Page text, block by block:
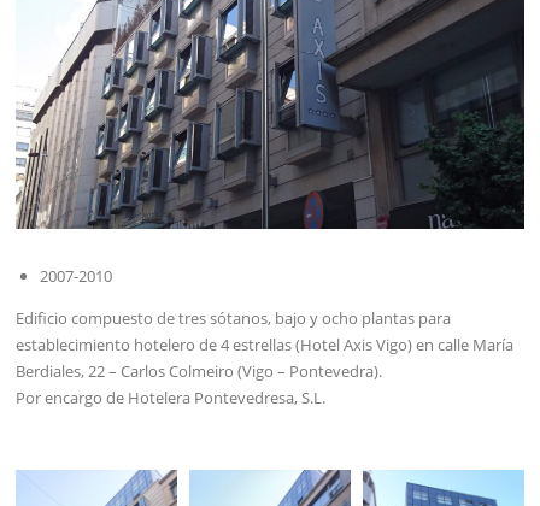
2007-2010
Edificio compuesto de tres sótanos, bajo y ocho plantas para
establecimiento hotelero de 4 estrellas (Hotel Axis Vigo) en calle María
Berdiales, 22 – Carlos Colmeiro (Vigo – Pontevedra).
Por encargo de Hotelera Pontevedresa, S.L.